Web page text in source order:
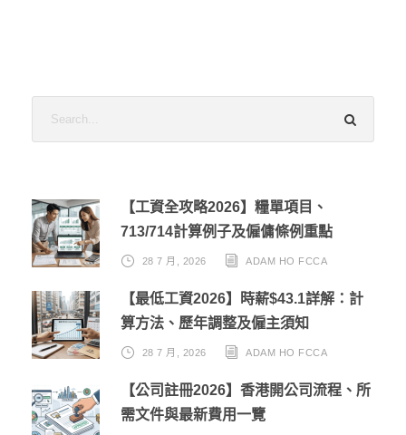
【工資全攻略2026】糧單項目、
713/714計算例子及僱傭條例重點
28 7 月, 2026 ADAM HO FCCA
【最低工資2026】時薪$43.1詳解：計
算方法、歷年調整及僱主須知
28 7 月, 2026 ADAM HO FCCA
【公司註冊2026】香港開公司流程、所
需文件與最新費用一覽